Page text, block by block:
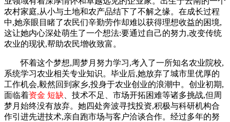
农村家庭,从小与土地和农产品结下了不解之缘。在成长过程
中,她亲眼目睹了农民们辛勤劳作却难以获得理想收益的困境,
这让她内心深处萌生了一个想法:要通过自己的努力,改变传统
农业的现状,帮助农民增收致富。
怀着这个梦想,周梦月努力学习,考入了一所知名农业院校,
系统学习农业相关专业知识。毕业后,她放弃了城市里优厚的
工作机会,毅然回到家乡,投身于农业创业的浪潮中。创业初期,
面临着资金 短缺 、技术不足、市场开拓困难等诸多挑战,但周
梦月始终没有放弃。她四处奔波寻找投资,积极与科研机构合
作引进先进技术,亲自跑市场与客户洽谈合作。经过多年的努